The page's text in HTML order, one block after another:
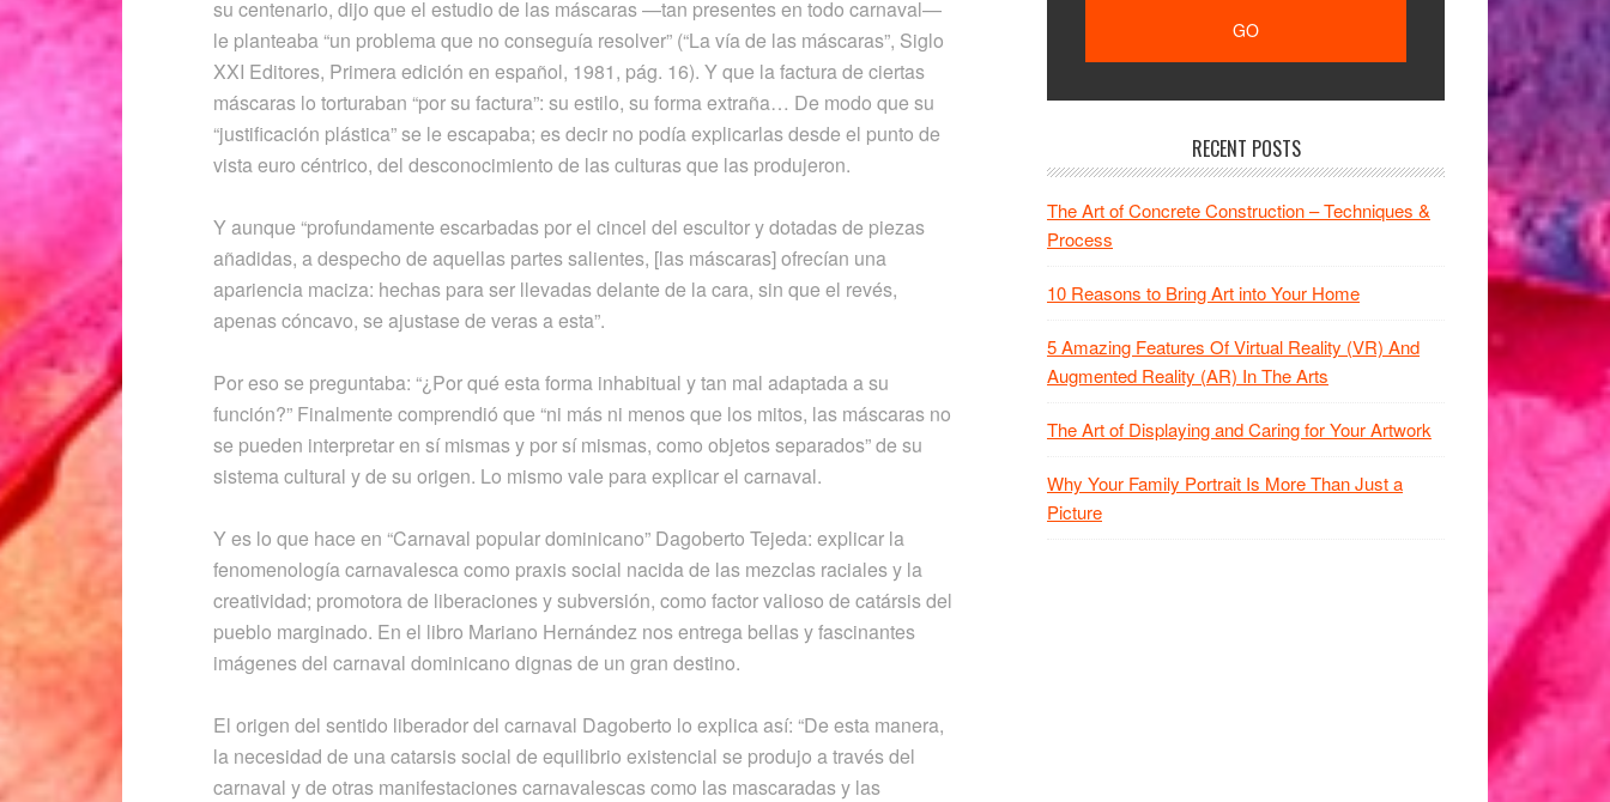
su centenario, dijo que el estudio de las máscaras —tan presentes en todo carnaval—
le planteaba “un problema que no conseguía resolver” (“La vía de las máscaras”, Siglo
XXI Editores, Primera edición en español, 1981, pág. 16). Y que la factura de ciertas
máscaras lo torturaban “por su factura”: su estilo, su forma extraña… De modo que su
“justificación plástica” se le escapaba; es decir no podía explicarlas desde el punto de
vista euro céntrico, del desconocimiento de las culturas que las produjeron.
Y aunque “profundamente escarbadas por el cincel del escultor y dotadas de piezas
añadidas, a despecho de aquellas partes salientes, [las máscaras] ofrecían una
apariencia maciza: hechas para ser llevadas delante de la cara, sin que el revés,
apenas cóncavo, se ajustase de veras a esta”.
Por eso se preguntaba: “¿Por qué esta forma inhabitual y tan mal adaptada a su
función?” Finalmente comprendió que “ni más ni menos que los mitos, las máscaras no
se pueden interpretar en sí mismas y por sí mismas, como objetos separados” de su
sistema cultural y de su origen. Lo mismo vale para explicar el carnaval.
Y es lo que hace en “Carnaval popular dominicano” Dagoberto Tejeda: explicar la
fenomenología carnavalesca como praxis social nacida de las mezclas raciales y la
creatividad; promotora de liberaciones y subversión, como factor valioso de catársis del
pueblo marginado. En el libro Mariano Hernández nos entrega bellas y fascinantes
imágenes del carnaval dominicano dignas de un gran destino.
El origen del sentido liberador del carnaval Dagoberto lo explica así: “De esta manera,
la necesidad de una catarsis social de equilibrio existencial se produjo a través del
carnaval y de otras manifestaciones carnavalescas como las mascaradas y las
RECENT POSTS
The Art of Concrete Construction – Techniques &
Process
10 Reasons to Bring Art into Your Home
5 Amazing Features Of Virtual Reality (VR) And
Augmented Reality (AR) In The Arts
The Art of Displaying and Caring for Your Artwork
Why Your Family Portrait Is More Than Just a
Picture